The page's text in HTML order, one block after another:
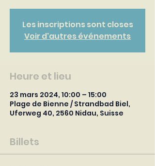
Les inscriptions sont closes
Voir d'autres événements
Heure et lieu
23 mars 2024, 10:00 – 15:00
Plage de Bienne / Strandbad Biel,
Uferweg 40, 2560 Nidau, Suisse
Billets